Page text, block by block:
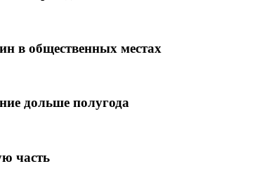
в общественных местах
дольше полугода
часть